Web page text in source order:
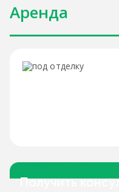
Аренда
Получить